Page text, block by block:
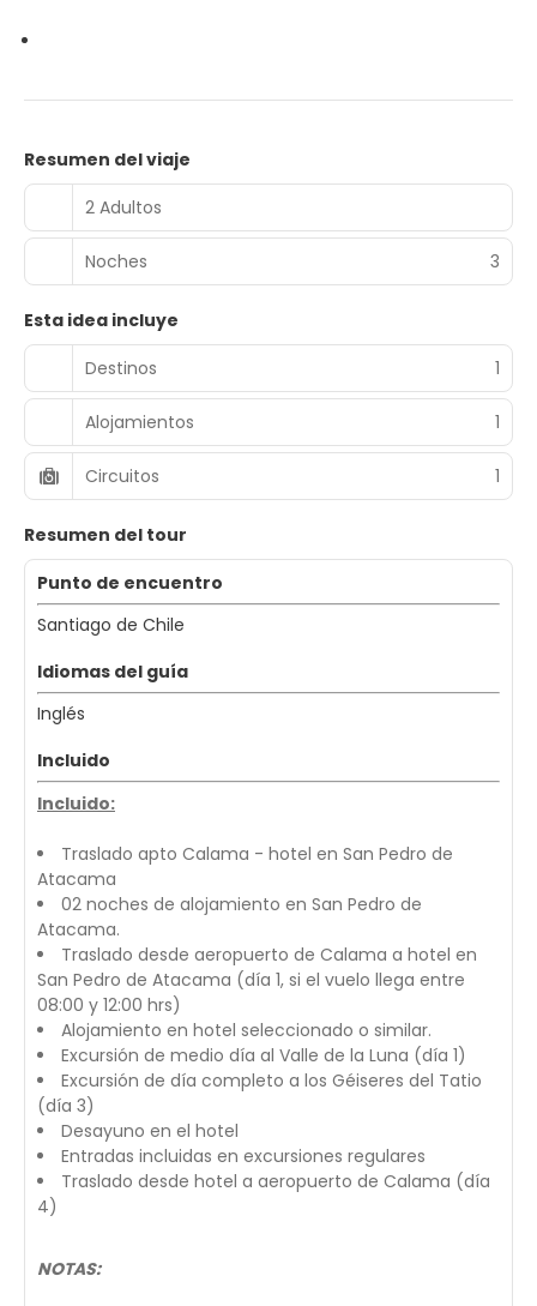
Resumen del viaje
2 Adultos
Noches 3
Esta idea incluye
Destinos
1
Alojamientos 1
Circuitos 1
Resumen del tour
Punto de encuentro
Santiago de Chile
Idiomas del guía
Inglés
Incluido
Incluido:
Traslado apto Calama - hotel en San Pedro de
Atacama
02 noches de alojamiento en San Pedro de
Atacama.
Traslado desde aeropuerto de Calama a hotel en
San Pedro de Atacama (día 1, si el vuelo llega entre
08:00 y 12:00 hrs)
Alojamiento en hotel seleccionado o similar.
Excursión de medio día al Valle de la Luna (día 1)
Excursión de día completo a los Géiseres del Tatio
(día 3)
Desayuno en el hotel
Entradas incluidas en excursiones regulares
Traslado desde hotel a aeropuerto de Calama (día
4)
NOTAS: